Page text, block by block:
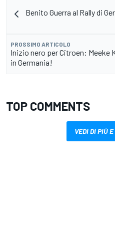
Benito Guerra al Rally di
PROSSIMO ARTICOLO
Inizio nero per Citroen: Meeke
in Germania!
TOP COMMENTS
VEDI DI PIÙ